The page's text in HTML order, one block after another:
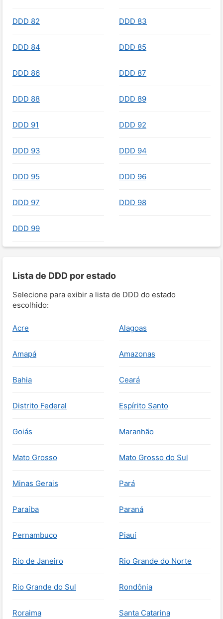
DDD 82 DDD 83
DDD 84 DDD 85
DDD 86 DDD 87
DDD 88 DDD 89
DDD 91 DDD 92
DDD 93 DDD 94
DDD 95 DDD 96
DDD 97 DDD 98
DDD 99
Lista de DDD por estado
Selecione para exibir a lista de DDD do estado
escolhido:
Acre Alagoas
Amapá Amazonas
Bahia Ceará
Distrito Federal Espírito Santo
Goiás Maranhão
Mato Grosso Mato Grosso do Sul
Minas Gerais Pará
Paraíba Paraná
Pernambuco Piauí
Rio de Janeiro Rio Grande do Norte
Rio Grande do Sul Rondônia
Roraima Santa Catarina